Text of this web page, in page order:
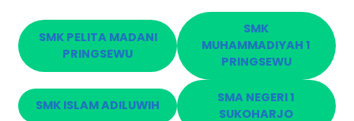
SMK PELITA MADANI
PRINGSEWU
SMK
MUHAMMADIYAH 1
PRINGSEWU
SMK ISLAM ADILUWIH
SMA NEGERI 1
SUKOHARJO